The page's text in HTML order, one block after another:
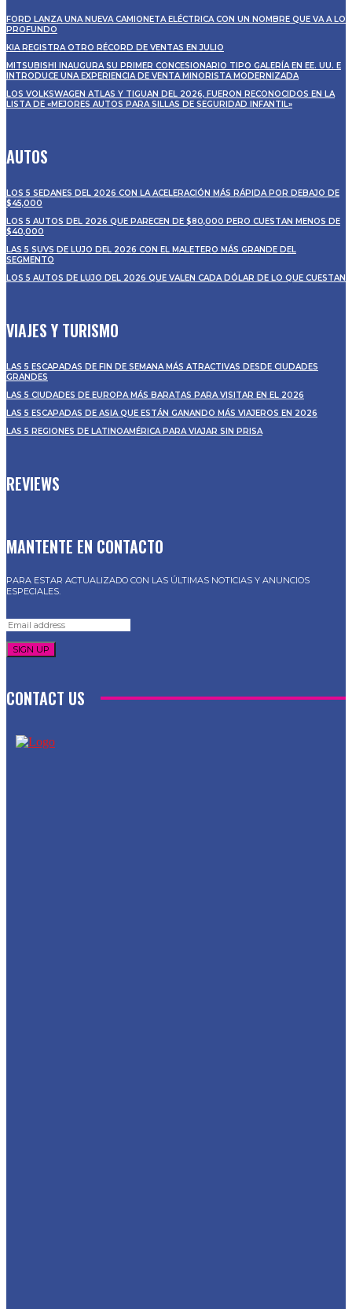
FORD LANZA UNA NUEVA CAMIONETA ELÉCTRICA CON UN NOMBRE QUE VA A LO
PROFUNDO
KIA REGISTRA OTRO RÉCORD DE VENTAS EN JULIO
MITSUBISHI INAUGURA SU PRIMER CONCESIONARIO TIPO GALERÍA EN EE. UU. E
INTRODUCE UNA EXPERIENCIA DE VENTA MINORISTA MODERNIZADA
LOS VOLKSWAGEN ATLAS Y TIGUAN DEL 2026, FUERON RECONOCIDOS EN LA
LISTA DE «MEJORES AUTOS PARA SILLAS DE SEGURIDAD INFANTIL»
AUTOS
LOS 5 SEDANES DEL 2026 CON LA ACELERACIÓN MÁS RÁPIDA POR DEBAJO DE
$45,000
LOS 5 AUTOS DEL 2026 QUE PARECEN DE $80,000 PERO CUESTAN MENOS DE
$40,000
LAS 5 SUVS DE LUJO DEL 2026 CON EL MALETERO MÁS GRANDE DEL
SEGMENTO
LOS 5 AUTOS DE LUJO DEL 2026 QUE VALEN CADA DÓLAR DE LO QUE CUESTAN
VIAJES Y TURISMO
LAS 5 ESCAPADAS DE FIN DE SEMANA MÁS ATRACTIVAS DESDE CIUDADES
GRANDES
LAS 5 CIUDADES DE EUROPA MÁS BARATAS PARA VISITAR EN EL 2026
LAS 5 ESCAPADAS DE ASIA QUE ESTÁN GANANDO MÁS VIAJEROS EN 2026
LAS 5 REGIONES DE LATINOAMÉRICA PARA VIAJAR SIN PRISA
REVIEWS
MANTENTE EN CONTACTO
PARA ESTAR ACTUALIZADO CON LAS ÚLTIMAS NOTICIAS Y ANUNCIOS
ESPECIALES.
SIGN UP
CONTACT US